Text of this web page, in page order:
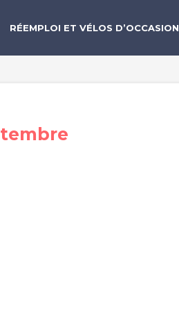
RÉEMPLOI ET VÉLOS D’OCCASION